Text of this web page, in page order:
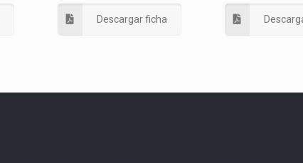
Descargar ficha